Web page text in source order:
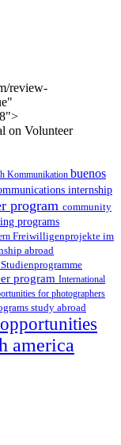
review-
on Volunteer
Kommunikation buenos
internship
program community
programs
Freiwilligenprojekte im
abroad
program International
for photographers
study abroad
america